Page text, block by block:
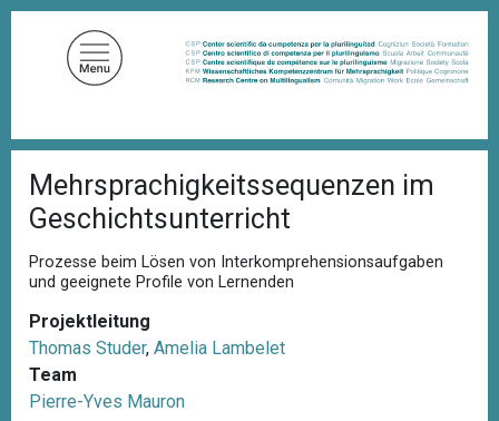
D
f
a
d
a
v
g
a
t
i
o
Mehrsprachigkeitssequenzen im
Geschichtsunterricht
Prozesse beim Lösen von Interkomprehensionsaufgaben
und geeignete Profile von Lernenden
Projektleitung
Thomas Studer, Amelia Lambelet
Team
Pierre-Yves Mauron